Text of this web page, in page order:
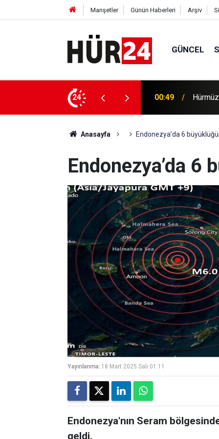
Manşetler Günün Haberleri Arşiv
GÜNCEL
24 00:35 Trump,
Anasayfa Endonezya’da 6
Endonezya’da 6
Yayınlanma: 18 Mart 2025 Salı 01:11
Endonezya'nın Seram
geldi.